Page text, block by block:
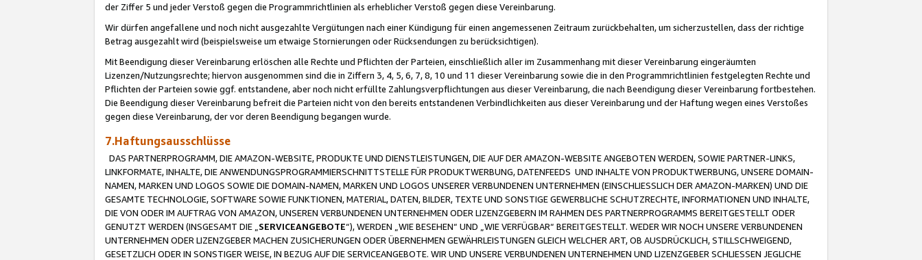
der Ziffer 5 und jeder Verstoß gegen die Programmrichtlinien als erheblicher Verstoß gegen diese Vereinbarung.
Wir dürfen angefallene und noch nicht ausgezahlte Vergütungen nach einer Kündigung für einen angemessenen Zeitraum zurückbehalten, um sicherzustellen, dass der richtige
Betrag ausgezahlt wird (beispielsweise um etwaige Stornierungen oder Rücksendungen zu berücksichtigen).
Mit Beendigung dieser Vereinbarung erlöschen alle Rechte und Pflichten der Parteien, einschließlich aller im Zusammenhang mit dieser Vereinbarung eingeräumten
Lizenzen/Nutzungsrechte; hiervon ausgenommen sind die in Ziffern 3, 4, 5, 6, 7, 8, 10 und 11 dieser Vereinbarung sowie die in den Programmrichtlinien festgelegten Rechte und
Pflichten der Parteien sowie ggf. entstandene, aber noch nicht erfüllte Zahlungsverpflichtungen aus dieser Vereinbarung, die nach Beendigung dieser Vereinbarung fortbestehen.
Die Beendigung dieser Vereinbarung befreit die Parteien nicht von den bereits entstandenen Verbindlichkeiten aus dieser Vereinbarung und der Haftung wegen eines Verstoßes
gegen diese Vereinbarung, der vor deren Beendigung begangen wurde.
7.Haftungsausschlüsse
DAS PARTNERPROGRAMM, DIE AMAZON-WEBSITE, PRODUKTE UND DIENSTLEISTUNGEN, DIE AUF DER AMAZON-WEBSITE ANGEBOTEN WERDEN, SOWIE PARTNER-LINKS,
LINKFORMATE, INHALTE, DIE ANWENDUNGSPROGRAMMIERSCHNITTSTELLE FÜR PRODUKTWERBUNG, DATENFEEDS UND INHALTE VON PRODUKTWERBUNG, UNSERE DOMAIN-
NAMEN, MARKEN UND LOGOS SOWIE DIE DOMAIN-NAMEN, MARKEN UND LOGOS UNSERER VERBUNDENEN UNTERNEHMEN (EINSCHLIESSLICH DER AMAZON-MARKEN) UND DIE
GESAMTE TECHNOLOGIE, SOFTWARE SOWIE FUNKTIONEN, MATERIAL, DATEN, BILDER, TEXTE UND SONSTIGE GEWERBLICHE SCHUTZRECHTE, INFORMATIONEN UND INHALTE,
DIE VON ODER IM AUFTRAG VON AMAZON, UNSEREN VERBUNDENEN UNTERNEHMEN ODER LIZENZGEBERN IM RAHMEN DES PARTNERPROGRAMMS BEREITGESTELLT ODER
GENUTZT WERDEN (INSGESAMT DIE „ SERVICEANGEBOTE“), WERDEN „WIE BESEHEN“ UND „WIE VERFÜGBAR“ BEREITGESTELLT. WEDER WIR NOCH UNSERE VERBUNDENEN
UNTERNEHMEN ODER LIZENZGEBER MACHEN ZUSICHERUNGEN ODER ÜBERNEHMEN GEWÄHRLEISTUNGEN GLEICH WELCHER ART, OB AUSDRÜCKLICH, STILLSCHWEIGEND,
GESETZLICH ODER IN SONSTIGER WEISE, IN BEZUG AUF DIE SERVICEANGEBOTE. WIR UND UNSERE VERBUNDENEN UNTERNEHMEN UND LIZENZGEBER SCHLIESSEN JEGLICHE